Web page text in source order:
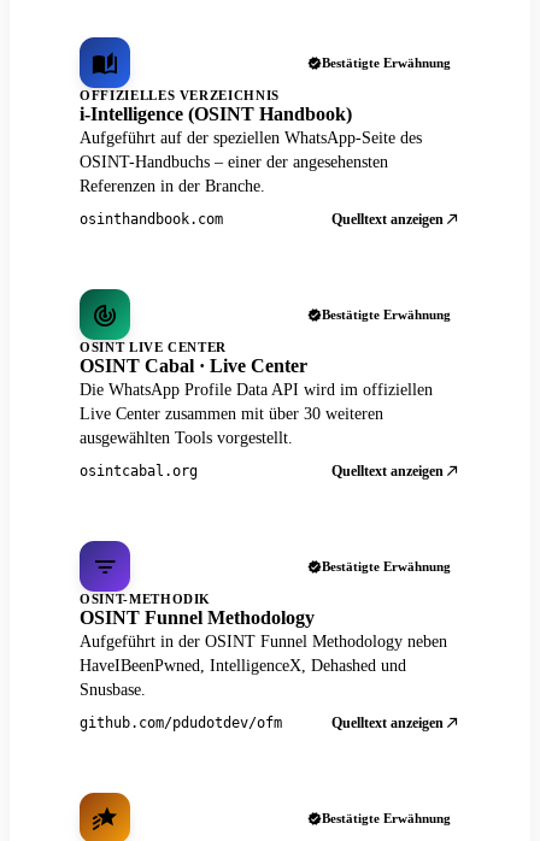
Bestätigte Erwähnung
OFFIZIELLES VERZEICHNIS
i-Intelligence (OSINT Handbook)
Aufgeführt auf der speziellen WhatsApp-Seite des
OSINT-Handbuchs – einer der angesehensten
Referenzen in der Branche.
osinthandbook.com Quelltext anzeigen
Bestätigte Erwähnung
OSINT LIVE CENTER
OSINT Cabal · Live Center
Die WhatsApp Profile Data API wird im offiziellen
Live Center zusammen mit über 30 weiteren
ausgewählten Tools vorgestellt.
osintcabal.org Quelltext anzeigen
Bestätigte Erwähnung
OSINT-METHODIK
OSINT Funnel Methodology
Aufgeführt in der OSINT Funnel Methodology neben
HaveIBeenPwned, IntelligenceX, Dehashed und
Snusbase.
github.com/pdudotdev/ofm Quelltext anzeigen
Bestätigte Erwähnung